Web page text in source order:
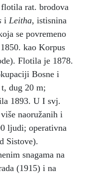
flotila rat. brodova
i Leitha, istisnina
se povremeno
kao Korpus
Flotila je 1878.
Bosne i
dug 20 m;
1893. U I svj.
naoružanih i
ljudi; operativna
Sistove).
snagama na
(1915) i na